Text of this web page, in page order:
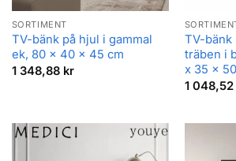
SORTIMENT
TV-bänk på hjul i gammal
ek, 80 x 40 x 45 cm
1 348,88 kr
TV-bänk
träben i
x 35 x
1 048,52